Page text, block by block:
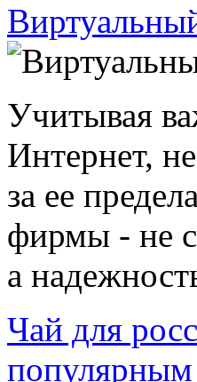
Учитывая
Интернет,
за ее
фирмы - не
а
Чай для